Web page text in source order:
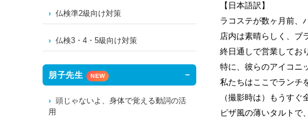
【日本語訳】
ラコステが数ヶ月前、
店内は素晴らしく、ブ
終日通しで営業してお
特に、彼らのアイコニ
私たちはここでランチ
（撮影時は）もうす
ピザ風の薄いタルトで
仏検準2級向け対策
仏検3・4・5級向け対策
朋子先生 NEW
頭じゃないよ、身体で覚える動詞の活
用